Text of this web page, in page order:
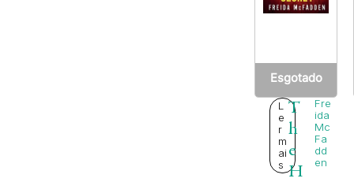
Esgotado
L
e
r
m
ai
s
T
h
e
H
Fre
ida
Mc
Fa
dd
en